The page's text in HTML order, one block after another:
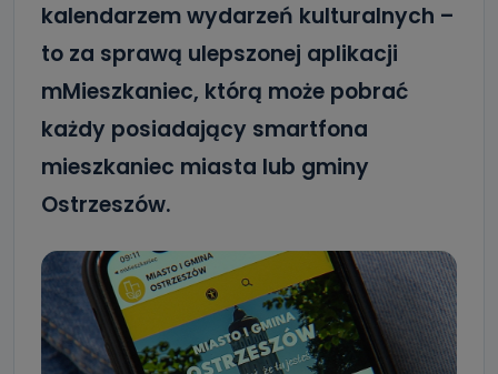
kalendarzem wydarzeń kulturalnych –
to za sprawą ulepszonej aplikacji
mMieszkaniec, którą może pobrać
każdy posiadający smartfona
mieszkaniec miasta lub gminy
Ostrzeszów.